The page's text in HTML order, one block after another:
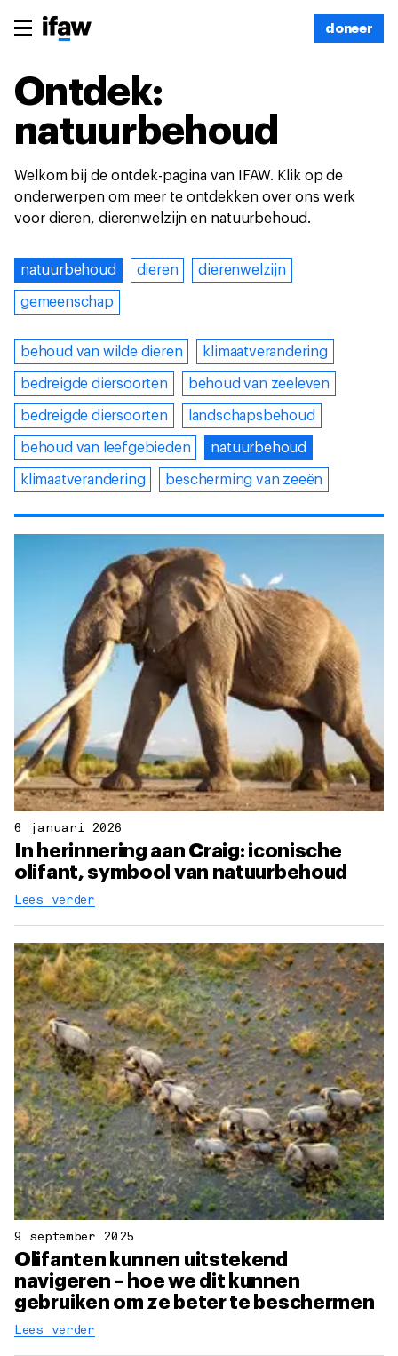
doneer
Ontdek:
natuurbehoud
Welkom bij de ontdek-pagina van IFAW. Klik op de
onderwerpen om meer te ontdekken over ons werk
voor dieren, dierenwelzijn en natuurbehoud.
natuurbehoud dieren dierenwelzijn
gemeenschap
behoud van wilde dieren klimaatverandering
bedreigde diersoorten behoud van zeeleven
bedreigde diersoorten landschapsbehoud
behoud van leefgebieden natuurbehoud
klimaatverandering bescherming van zeeën
6 januari 2026
In herinnering aan Craig: iconische
olifant, symbool van natuurbehoud
Lees verder
9 september 2025
Olifanten kunnen uitstekend
navigeren – hoe we dit kunnen
gebruiken om ze beter te beschermen
Lees verder